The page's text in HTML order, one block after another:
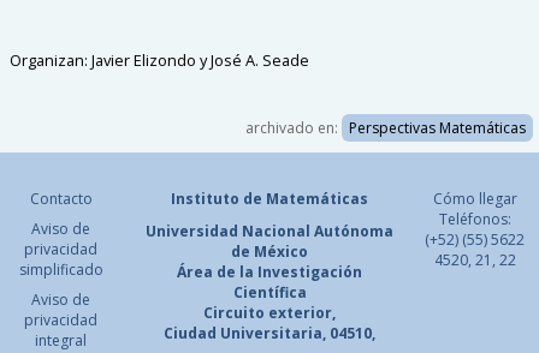
Organizan: Javier Elizondo y José A. Seade
archivado en: Perspectivas Matemáticas
Contacto
Aviso de
privacidad
simplificado
Aviso de
privacidad
integral
Instituto de Matemáticas
Universidad Nacional Autónoma
de México
Área de la Investigación
Científica
Circuito exterior,
Ciudad Universitaria, 04510,
Cómo llegar
Teléfonos:
(+52) (55) 5622
4520, 21, 22